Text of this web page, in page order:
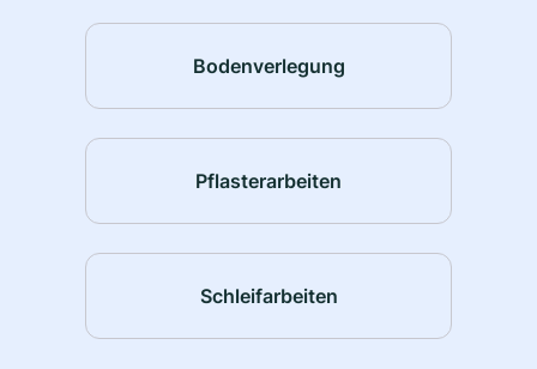
Bodenverlegung
Pflasterarbeiten
Schleifarbeiten